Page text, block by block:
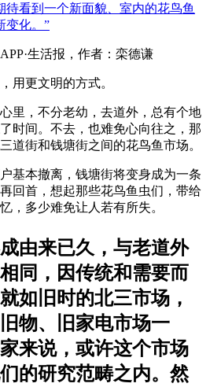
待看到一个新面貌、室内的花鸟鱼
变化。”
生活报，作者：栾德谦
用更文明的方式。
里，不分老幼，去道外，总有个地
时间。不去，也难免心向往之，那
道街和钱塘街之间的花鸟鱼市场。
基本撤离，钱塘街将变身成为一条
回首，想起那些花鸟鱼虫们，带给
，多少难免让人若有所失。
由来已久，与老道外
同，因传统和需要而
如旧时的北三市场，
物、旧家电市场一
来说，或许这个市场
的研究范畴之内。然